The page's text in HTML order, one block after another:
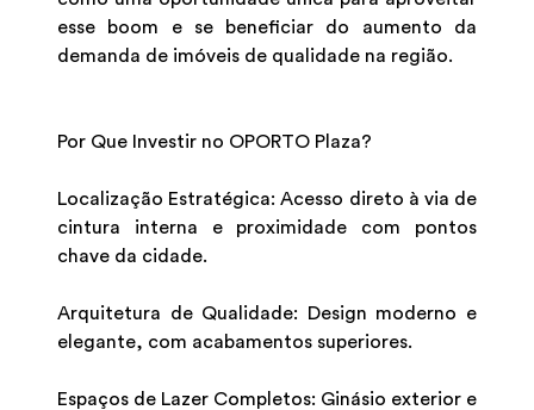
esse boom e se beneficiar do aumento da
demanda de imóveis de qualidade na região.
Por Que Investir no OPORTO Plaza?
Localização Estratégica: Acesso direto à via de
cintura interna e proximidade com pontos
chave da cidade.
Arquitetura de Qualidade: Design moderno e
elegante, com acabamentos superiores.
Espaços de Lazer Completos: Ginásio exterior e